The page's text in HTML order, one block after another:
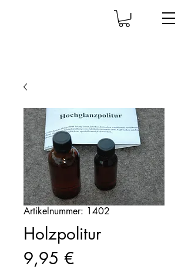
Artikelnummer: 1402
Holzpolitur
9,95 €Preis